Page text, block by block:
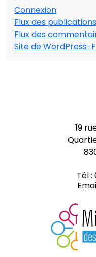
Connexion
Flux des publications
Flux des
Site de WordPress-
19
Tél :